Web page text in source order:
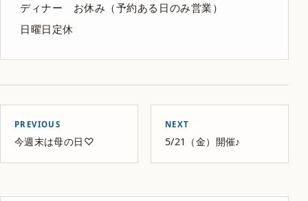
ディナー お休み（予約ある日のみ営業）
日曜日定休
PREVIOUS
今週末は母の日♡
NEXT
5/21（金）開催♪